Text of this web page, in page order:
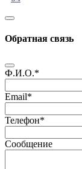
Обратная связь
Ф.И.О.*
Email*
Телефон*
Сообщение